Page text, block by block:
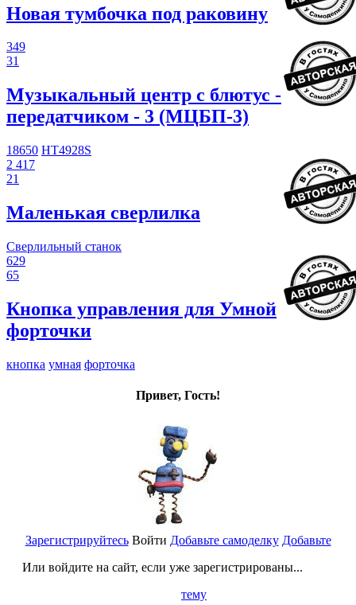
Новая тумбочка под раковину
349
31
Музыкальный центр с блютус -
передатчиком - 3 (МЦБП-3)
18650 HT4928S
2 417
21
Маленькая сверлилка
Сверлильный станок
629
65
Кнопка управления для Умной
форточки
кнопка умная форточка
Привет, Гость!
Зарегистрируйтесь
Или войдите на сайт, если уже зарегистрированы...
Войти Добавьте самоделку Добавьте
тему